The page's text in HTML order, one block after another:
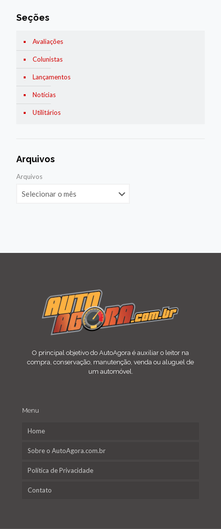
Seções
Avaliações
Colunistas
Lançamentos
Notícias
Utilitários
Arquivos
Arquivos
O principal objetivo do AutoAgora é auxiliar o leitor na
compra, conservação, manutenção, venda ou aluguel de
um automóvel.
Menu
Home
Sobre o AutoAgora.com.br
Política de Privacidade
Contato